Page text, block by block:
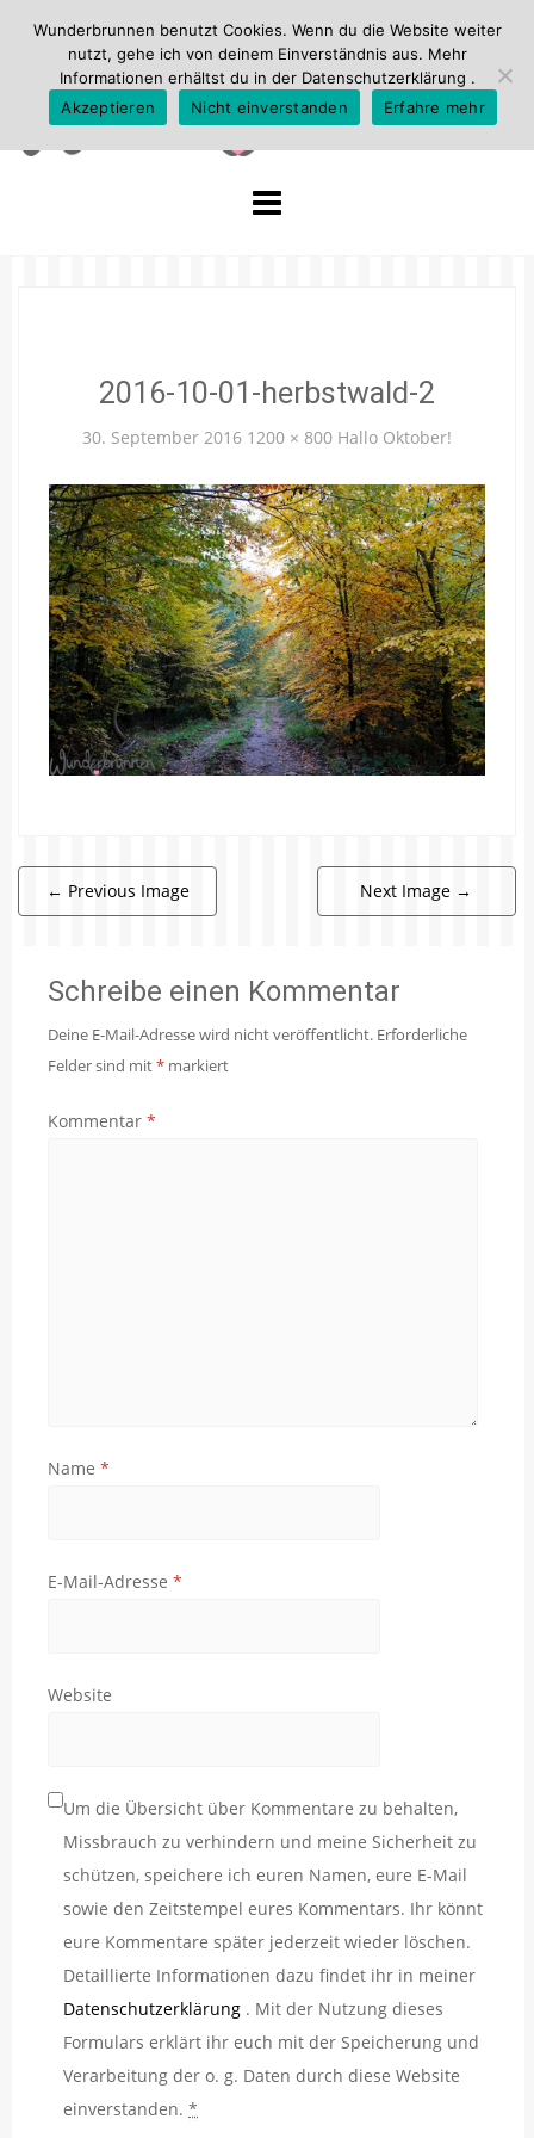
2016-10-01-herbstwald-2
30. September 2016 1200 × 800 Hallo Oktober!
← Previous Image Next Image →
Schreibe einen Kommentar
Deine E-Mail-Adresse wird nicht veröffentlicht. Erforderliche
Felder sind mit* markiert
Kommentar *
Name *
E-Mail-Adresse *
Website
Um die Übersicht über Kommentare zu behalten,
Missbrauch zu verhindern und meine Sicherheit zu
schützen, speichere ich euren Namen, eure E-Mail
sowie den Zeitstempel eures Kommentars. Ihr könnt
eure Kommentare später jederzeit wieder löschen.
Detaillierte Informationen dazu findet ihr in meiner
Datenschutzerklärung . Mit der Nutzung dieses
Formulars erklärt ihr euch mit der Speicherung und
Verarbeitung der o. g. Daten durch diese Website
einverstanden. *
Wunderbrunnen benutzt Cookies. Wenn du die Website weiter
nutzt, gehe ich von deinem Einverständnis aus. Mehr
Informationen erhältst du in der Datenschutzerklärung .
Akzeptieren
Nicht einverstanden Erfahre mehr